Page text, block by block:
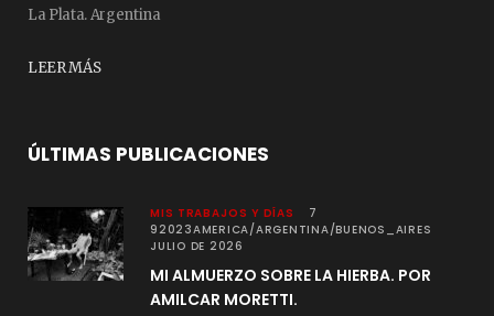
La Plata. Argentina
LEER MÁS
ÚLTIMAS PUBLICACIONES
MIS TRABAJOS Y DÍAS
7
92023AMERICA/ARGENTINA/BUENOS_AIRES
JULIO DE 2026
MI ALMUERZO SOBRE LA HIERBA. POR
AMILCAR MORETTI.